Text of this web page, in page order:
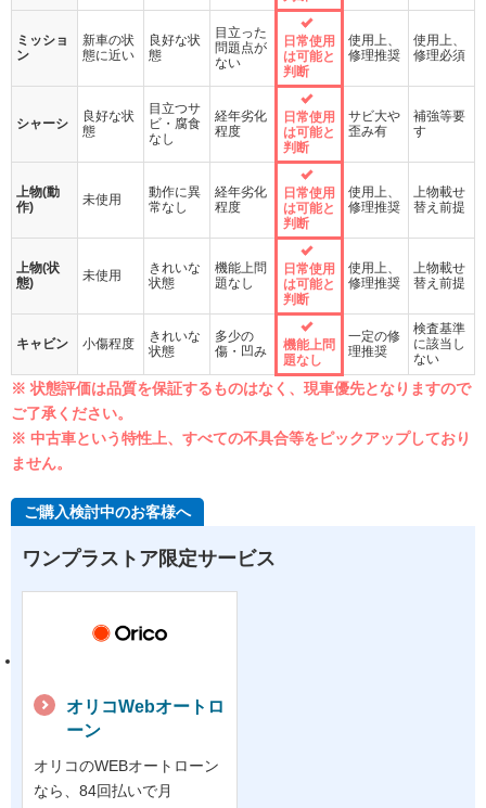
ミッショ
ン
新車の状
態に近い
良好な状
態
目立った
問題点が
ない
日常使用
は可能と
判断
使用上、
修理推奨
使用上、
修理必須
シャーシ
良好な状
態
目立つサ
ビ・腐食
なし
経年劣化
程度
日常使用
は可能と
判断
サビ大や
歪み有
補強等要
す
上物(動
作)
未使用
動作に異
常なし
経年劣化
程度
日常使用
は可能と
判断
使用上、
修理推奨
上物載せ
替え前提
上物(状
態)
未使用
きれいな
状態
機能上問
題なし
日常使用
は可能と
判断
使用上、
修理推奨
上物載せ
替え前提
キャビン 小傷程度
きれいな
状態
多少の
傷・凹み
機能上問
題なし
一定の修
理推奨
検査基準
に該当し
ない
※ 状態評価は品質を保証するものはなく、現車優先となりますので
ご了承ください。
※ 中古車という特性上、すべての不具合等をピックアップしており
ません。
ご購入検討中のお客様へ
ワンプラストア限定サービス
オリコWebオートロ
ーン
オリコのWEBオートローン
なら、84回払いで月